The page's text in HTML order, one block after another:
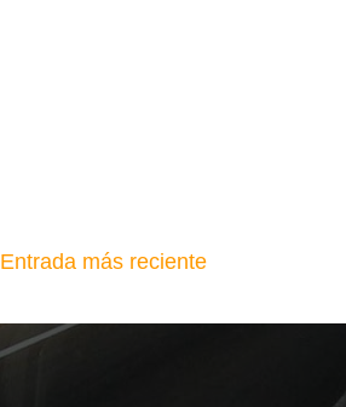
Entrada más reciente